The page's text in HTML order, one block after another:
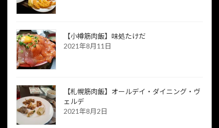
【小樽筋肉飯】味処たけだ
2021年8月11日
【札幌筋肉飯】オールデイ・ダイニング・ヴ
ェルデ
2021年8月2日